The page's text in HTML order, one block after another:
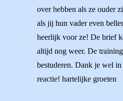
over hebben als ze ouder
als jij hun vader even
heerlijk voor ze! De brief
altijd nog weer. De
bestuderen. Dank je wel
reactie! hartelijke groeten